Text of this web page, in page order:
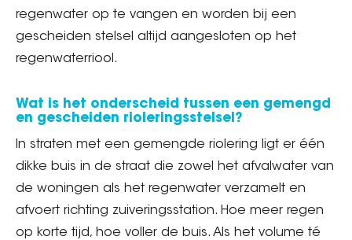
regenwater op te vangen en worden bij een
gescheiden stelsel altijd aangesloten op het
regenwaterriool.
Wat is het onderscheid tussen een gemengd
en gescheiden rioleringsstelsel?
In straten met een gemengde riolering ligt er één
dikke buis in de straat die zowel het afvalwater van
de woningen als het regenwater verzamelt en
afvoert richting zuiveringsstation. Hoe meer regen
op korte tijd, hoe voller de buis. Als het volume té